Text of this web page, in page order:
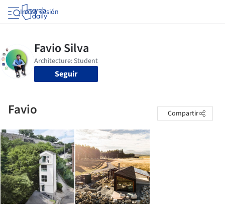
Iniciar sesión
Seguir
Favio Compartir